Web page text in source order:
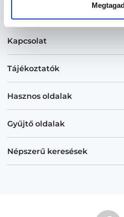
Kapcsolat
Tájékoztatók
Hasznos oldalak
Gyűjtő oldalak
Népszerű keresések